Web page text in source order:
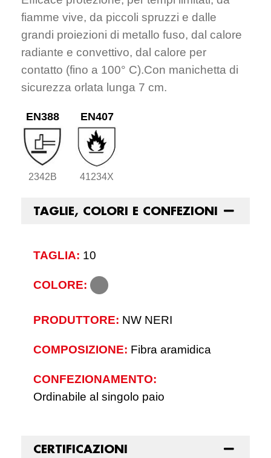
fiamme vive, da piccoli spruzzi e dalle
grandi proiezioni di metallo fuso, dal calore
radiante e convettivo, dal calore per
contatto (fino a 100° C).Con manichetta di
sicurezza orlata lunga 7 cm.
EN388
2342B
EN407
41234X
TAGLIE, COLORI E CONFEZIONI
TAGLIA: 10
COLORE:
PRODUTTORE: NW NERI
COMPOSIZIONE: Fibra aramidica
CONFEZIONAMENTO:
Ordinabile al singolo paio
CERTIFICAZIONI